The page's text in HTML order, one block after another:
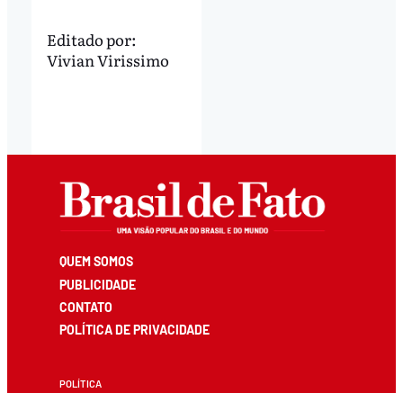
Editado por:
Vivian Virissimo
QUEM SOMOS
PUBLICIDADE
CONTATO
POLÍTICA DE PRIVACIDADE
POLÍTICA